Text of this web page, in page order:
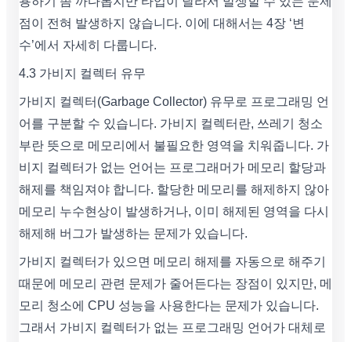
점이 전혀 발생하지 않습니다. 이에 대해서는 4장 ‘변
수’에서 자세히 다룹니다.
4.3 가비지 컬렉터 유무
가비지 컬렉터(Garbage Collector) 유무로 프로그래밍 언
어를 구분할 수 있습니다. 가비지 컬렉터란, 쓰레기 청소
부란 뜻으로 메모리에서 불필요한 영역을 치워줍니다. 가
비지 컬렉터가 없는 언어는 프로그래머가 메모리 할당과
해제를 책임져야 합니다. 할당한 메모리를 해제하지 않아
메모리 누수현상이 발생하거나, 이미 해제된 영역을 다시
해제해 버그가 발생하는 문제가 있습니다.
가비지 컬렉터가 있으면 메모리 해제를 자동으로 해주기
때문에 메모리 관련 문제가 줄어든다는 장점이 있지만, 메
모리 청소에 CPU 성능을 사용한다는 문제가 있습니다.
그래서 가비지 컬렉터가 없는 프로그래밍 언어가 대체로